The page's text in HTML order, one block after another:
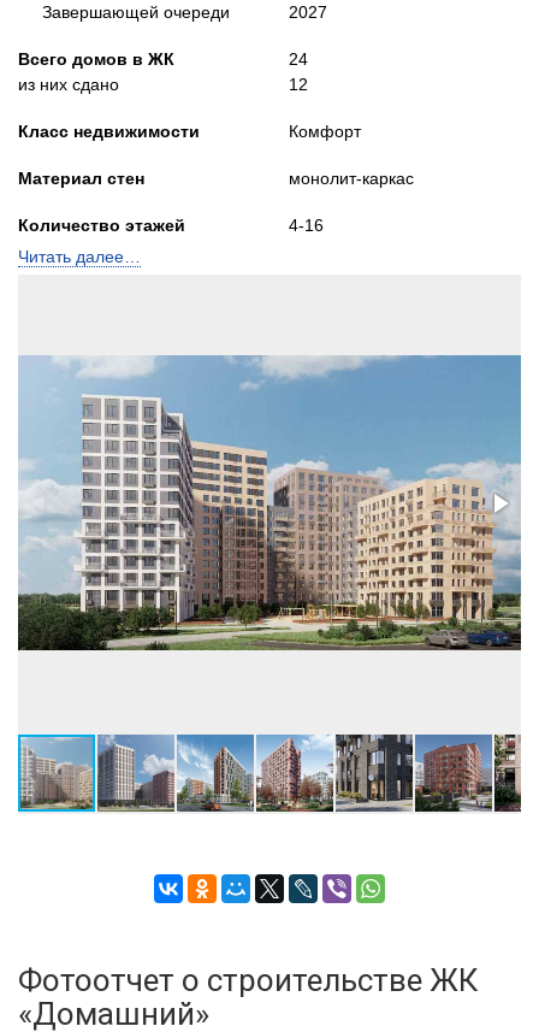
Завершающей очереди
Всего домов в ЖК
из них сдано
Класс недвижимости
Материал стен
Количество этажей
Лифты
2027
24
12
Комфорт
монолит-каркас
4-16
Застройщик:ООО СЗ СТРАНА ЗАПАД (Страна Девелопмент)
Телефон консультанта
Читать далее…
Фотоотчет о строительстве ЖК
«Домашний»